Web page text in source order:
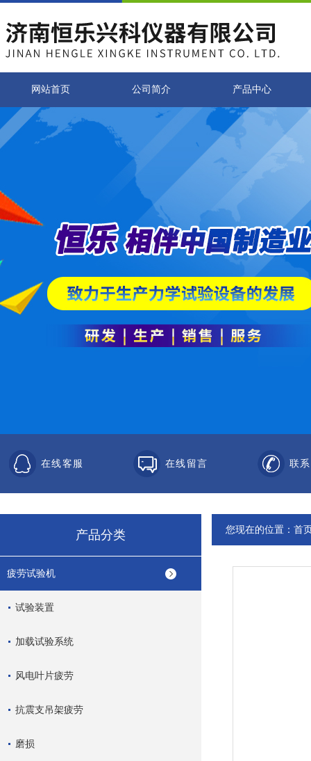
网站首页 公司简介 产品中心
在线客服 在线留言 联
产品分类
疲劳试验机
试验装置
加载试验系统
风电叶片疲劳
抗震支吊架疲劳
磨损
您现在的位置： 首